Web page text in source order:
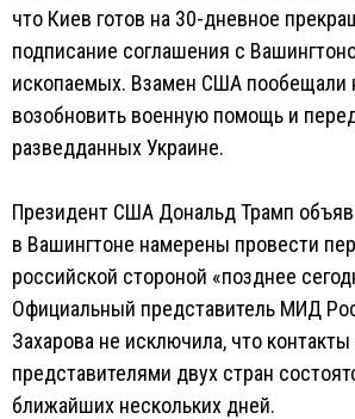
что Киев готов на 30-дневное
подписание соглашения с
ископаемых. Взамен США пообещали
возобновить военную помощь и
разведданных Украине.
Президент США Дональд Трамп
в Вашингтоне намерены провести
российской стороной «позднее
Официальный представитель МИД
Захарова не исключила, что
представителями двух стран
ближайших нескольких дней.